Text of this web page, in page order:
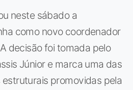
neste sábado a
como novo coordenador
decisão foi tomada pelo
Júnior e marca uma das
promovidas pela